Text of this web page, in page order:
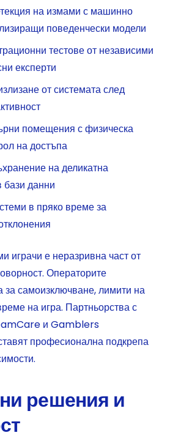
на измами с машинно
поведенчески модели
тестове от независими
експерти
от системата след
помещения с физическа
на достъпа
на деликатна
данни
в пряко време за
играчи е неразривна част от
Операторите
за самоизключване, лимити на
на игра. Партньорства с
и Gamblers
професионална подкрепа
решения и